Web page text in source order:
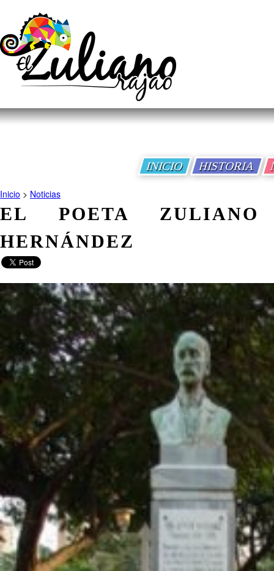
INICIO HISTORIA
Inicio > Noticias
EL POETA ZULIANO
HERNÁNDEZ